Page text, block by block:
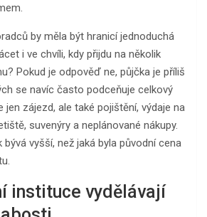
by měla být hranicí jednoduchá
i ve chvíli, kdy přijdu na několik
Pokud je odpověď ne, půjčka je příliš
se navíc často podceňuje celkový
jen zájezd, ale také pojištění, výdaje na
suvenýry a neplánované nákupy.
vyšší, než jaká byla původní cena
instituce vydělávají